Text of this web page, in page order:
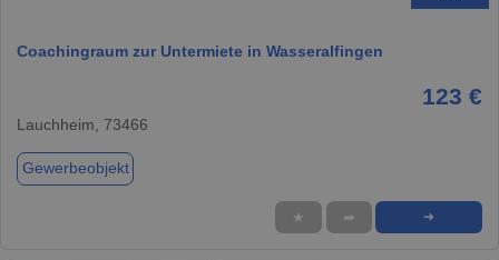
Coachingraum zur Untermiete in Wasseralfingen
123 €
Lauchheim, 73466
Gewerbeobjekt
★ ➦ ➜